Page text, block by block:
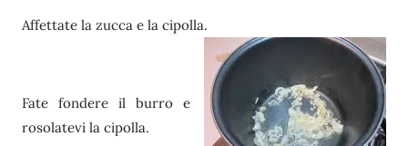
Affettate la zucca e la cipolla.
Fate fondere il burro e
rosolatevi la cipolla.